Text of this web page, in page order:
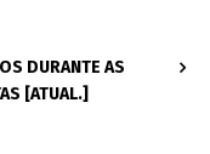
DURANTE AS
[ATUAL.]